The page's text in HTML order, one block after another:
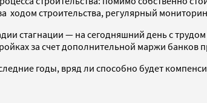
строительства, регулярный
стагнации — на сегодняшний день с
за счет дополнительной маржи банков
годы, вряд ли способно будет